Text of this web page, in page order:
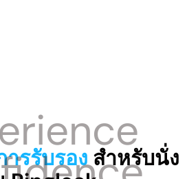
รรับรองสำหรับนั่ง